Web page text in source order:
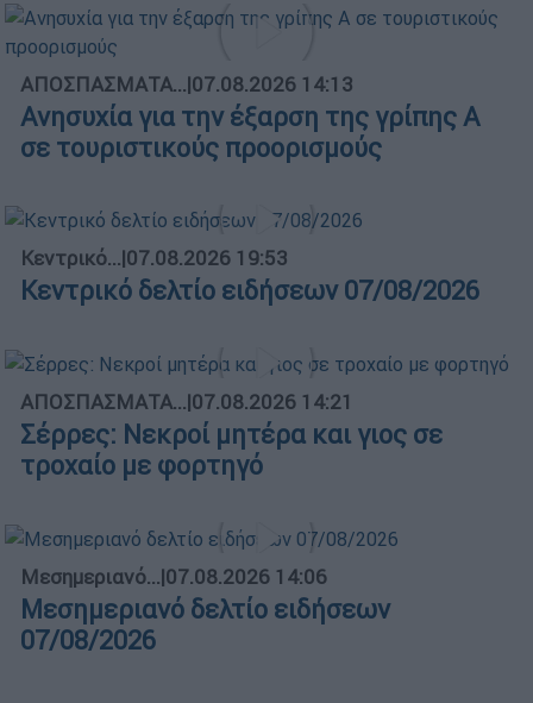
ΑΠΟΣΠΑΣΜΑΤΑ...|07.08.2026 14:13
Ανησυχία για την έξαρση της γρίπης Α
σε τουριστικούς προορισμούς
Κεντρικό...|07.08.2026 19:53
Κεντρικό δελτίο ειδήσεων 07/08/2026
ΑΠΟΣΠΑΣΜΑΤΑ...|07.08.2026 14:21
Σέρρες: Νεκροί μητέρα και γιος σε
τροχαίο με φορτηγό
Μεσημεριανό...|07.08.2026 14:06
Μεσημεριανό δελτίο ειδήσεων
07/08/2026